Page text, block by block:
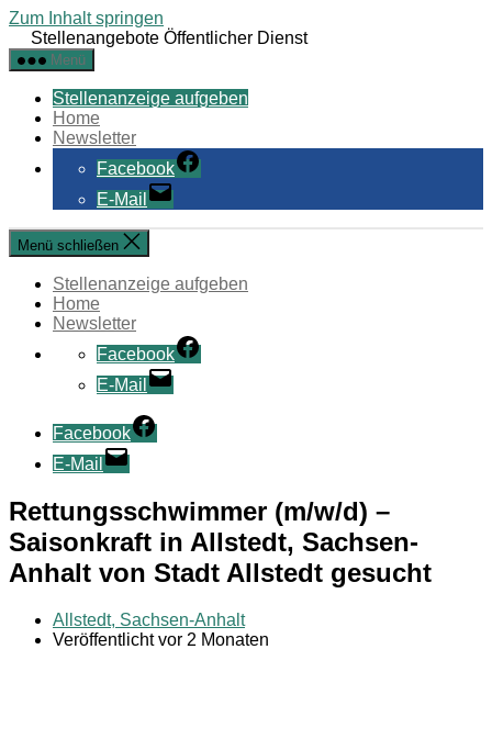
Zum Inhalt springen
Stellenangebote Öffentlicher Dienst
Menü
Stellenanzeige aufgeben
Home
Newsletter
Facebook
E-Mail
Menü schließen
Stellenanzeige aufgeben
Home
Newsletter
Facebook
E-Mail
Facebook
E-Mail
Rettungsschwimmer (m/w/d) –
Saisonkraft in Allstedt, Sachsen-
Anhalt von Stadt Allstedt gesucht
Allstedt, Sachsen-Anhalt
Veröffentlicht vor 2 Monaten